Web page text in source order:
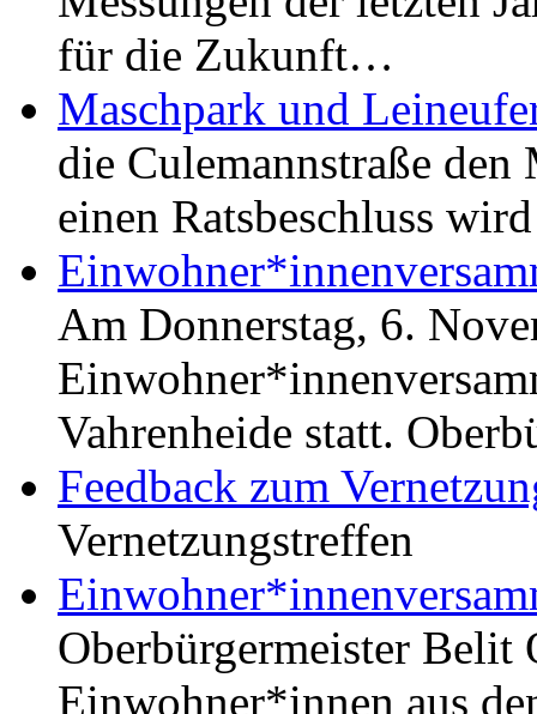
für die Zukunft…
Maschpark und
die Culemannstraße
einen Ratsbeschluss
Am Donnerstag, 6.
Vahrenheide statt.
Feedback zum
Vernetzungstreffen
Oberbürgermeister Belit
Einwohner*innen aus